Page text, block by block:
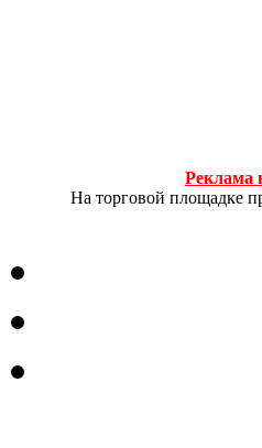
Реклама
На торговой площадке